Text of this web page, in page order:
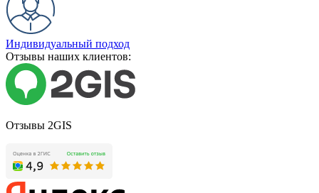
Индивидуальный подход
Отзывы наших клиентов:
Отзывы 2GIS